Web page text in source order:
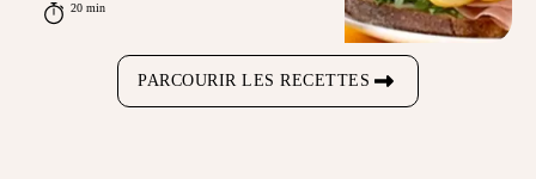
20 min
PARCOURIR LES RECETTES